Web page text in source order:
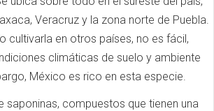
Veracruz y la zona norte de Puebla.
cultivarla en otros países, no es fácil,
climáticas de suelo y ambiente
México es rico en esta especie.
saponinas, compuestos que tienen una